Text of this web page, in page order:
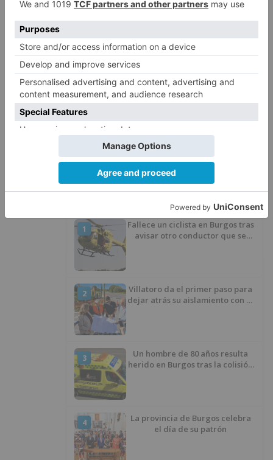
Más información:
interesa/jornadas-formativas-
intergeneracionales-los-juegos-de-tablero-en-
la-historia
formativas intergeneracionales
juegos
LO + VISTO
1
Fallece un ciclista en Burgos tras
avisar otro conductor que se
2
Villatoro da el primer paso para
dejar atrás su aislamiento con el
3
Un hombre de 80 años resulta
herido en Burgos tras la colisión
4
La provincia de Burgos celebra
el día de su patrón